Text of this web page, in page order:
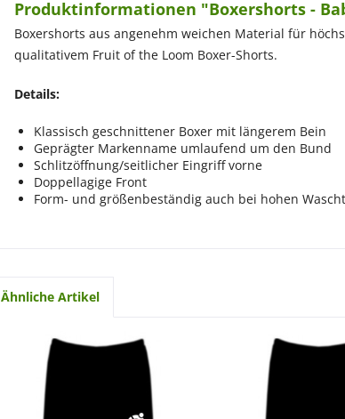
Produktinformationen "Boxershorts -
Boxershorts aus angenehm weichen Material für
qualitativem Fruit of the Loom Boxer-Shorts.
Details:
Klassisch geschnittener Boxer mit längerem Bein
Geprägter Markenname umlaufend um den Bund
Schlitzöffnung/seitlicher Eingriff vorne
Doppellagige Front
Form- und größenbeständig auch bei hohen
Ähnliche Artikel